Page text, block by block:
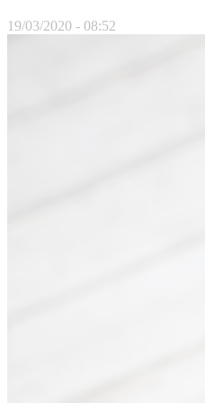
19/03/2020 - 08:52